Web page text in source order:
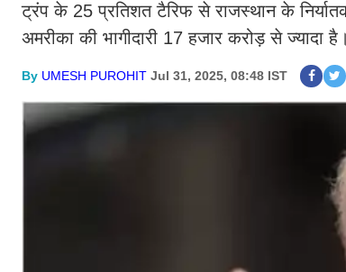
ट्रंप के 25 प्रतिशत टैरिफ से राजस्थान के
अमरीका की भागीदारी 17 हजार करोड़ से ज्यादा है।
By UMESH PUROHIT Jul 31, 2025, 08:48 IST